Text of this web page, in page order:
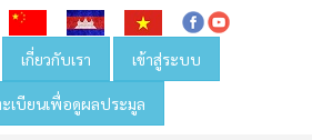
เกี่ยวกับเรา เข้าสู่ระบบ
เบียนเพื่อดูผลประมูล